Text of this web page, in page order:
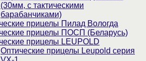
(30мм, c тактическими
барабанчиками)
прицелы Пилад Вологда
прицелы ПОСП (Беларусь)
прицелы LEUPOLD
Оптические прицелы Leupold серия